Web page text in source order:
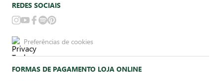
REDES SOCIAIS
Preferências de cookies
FORMAS DE PAGAMENTO LOJA ONLINE